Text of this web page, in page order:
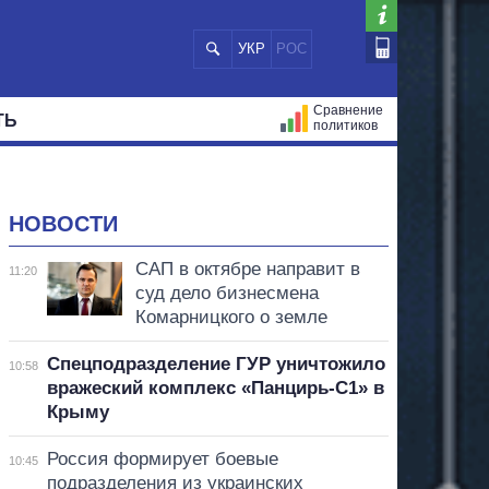
УКР РОС
Сравнение
политиков
НОВОСТИ
11:20
САП в октябре направит в
суд дело бизнесмена
Комарницкого о земле
10:58
Спецподразделение ГУР уничтожило
вражеский комплекс «Панцирь-С1» в
Крыму
10:45
Россия формирует боевые
подразделения из украинских